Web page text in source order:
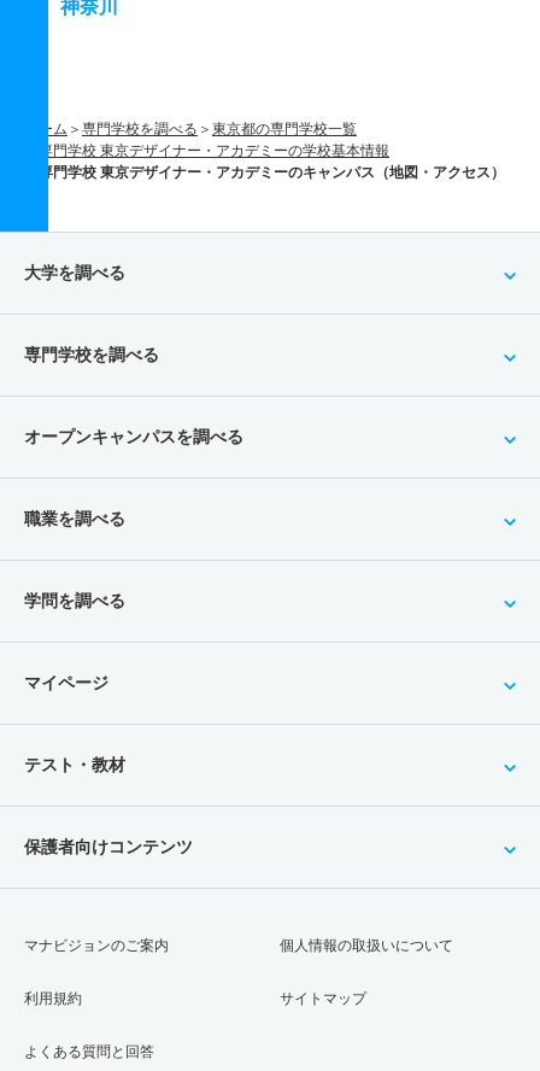
神奈川
ホーム 専門学校を調べる
東京都の専門学校一覧
専門学校 東京デザイナー・アカデミーの学校基本情報
専門学校 東京デザイナー・アカデミーのキャンパス（地図・アクセス）
大学を調べる
専門学校を調べる
オープンキャンパスを調べる
職業を調べる
学問を調べる
マイページ
テスト・教材
保護者向けコンテンツ
マナビジョンのご案内
利用規約
よくある質問と回答
個人情報の取扱いについて
サイトマップ